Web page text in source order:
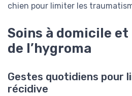
chien pour limiter les
Soins à domicile
de l’hygroma
Gestes quotidiens pour
récidive